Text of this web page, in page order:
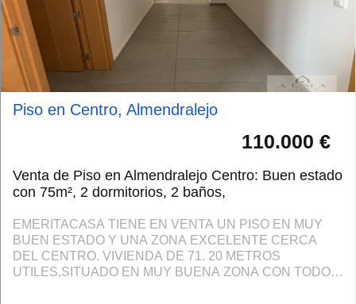
Piso en Centro, Almendralejo
110.000 €
Venta de Piso en Almendralejo Centro: Buen estado
con 75m², 2 dormitorios, 2 baños,
EMERITACASA TIENE EN VENTA UN PISO EN MUY
BUEN ESTADO Y UNA ZONA EXCELENTE CERCA
DEL CENTRO. VIVIENDA DE 71. 20 METROS
UTILES,SITUADO EN MUY BUENA ZONA CON TODOS